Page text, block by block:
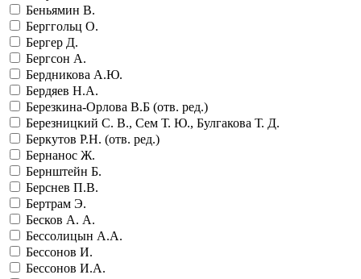
Беньямин В.
Берггольц О.
Бергер Д.
Бергсон А.
Бердникова А.Ю.
Бердяев Н.А.
Березкина-Орлова В.Б (отв. ред.)
Березницкий С. В., Сем Т. Ю., Булгакова Т. Д.
Беркутов Р.Н. (отв. ред.)
Бернанос Ж.
Бернштейн Б.
Берснев П.В.
Бертрам Э.
Бесков А. А.
Бессолицын А.А.
Бессонов И.
Бессонов И.А.